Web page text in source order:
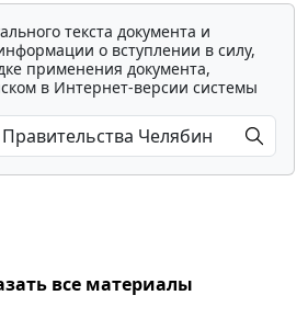
текста документа и
о вступлении в силу,
применения документа,
в Интернет-версии системы
все материалы